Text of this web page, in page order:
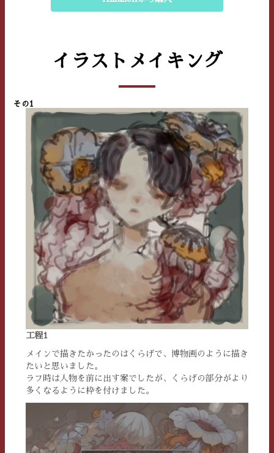
イラストメイキング
その1
工程1
メインで描きたかったのはくらげで、博物画のように描き
たいと思いました。
ラフ時は人物を前に出す案でしたが、くらげの部分がより
多くなるように枠を付けました。